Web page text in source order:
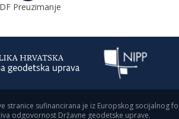
Preuzimanje
stranice sufinancirana je iz Europskog socijalnog
odgovornost Državne geodetske uprave.